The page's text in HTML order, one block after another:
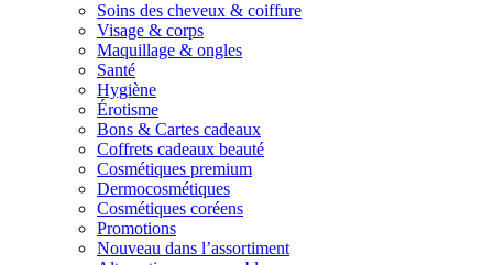
Soins des cheveux & coiffure
Visage & corps
Maquillage & ongles
Santé
Hygiène
Érotisme
Bons & Cartes cadeaux
Coffrets cadeaux beauté
Cosmétiques premium
Dermocosmétiques
Cosmétiques coréens
Promotions
Nouveau dans l’assortiment